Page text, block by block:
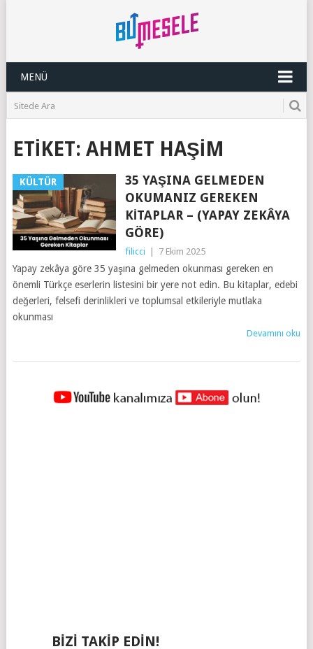
MENÜ
ETIKET: AHMET HAŞIM
KÜLTÜR
35 YAŞINA GELMEDEN
OKUMANIZ GEREKEN
KITAPLAR – (YAPAY ZEKÂYA
GÖRE)
filicci 7 Ekim 2025
Yapay zekâya göre 35 yaşına gelmeden okunması gereken en
önemli Türkçe eserlerin listesini bir yere not edin. Bu kitaplar, edebi
değerleri, felsefi derinlikleri ve toplumsal etkileriyle mutlaka
okunması
Devamını oku
YAZILAR
BIZI TAKIP EDIN!